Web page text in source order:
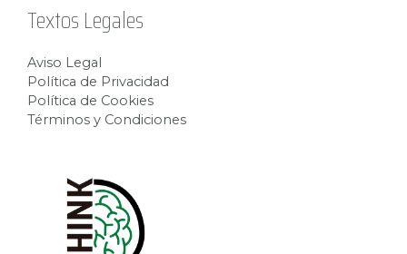
Textos Legales
Aviso Legal
Política de Privacidad
Política de Cookies
Términos y Condiciones